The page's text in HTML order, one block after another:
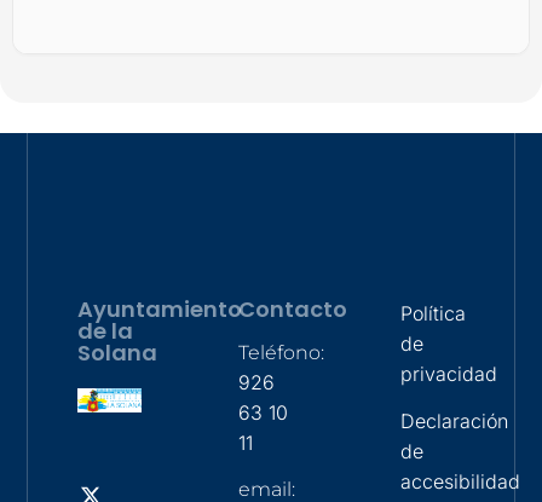
Ayuntamiento
de la
Solana
Contacto
Teléfono:
926
63 10
11
email:
Política
de
privacidad
Declaración
de
accesibilidad